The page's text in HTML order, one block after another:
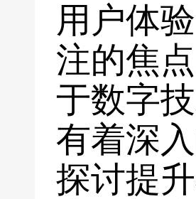
用户体
注的焦
于数字
有着深
探讨提